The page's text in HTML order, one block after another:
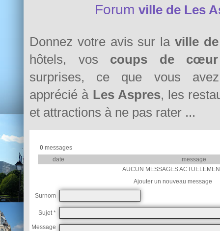
Forum ville de Les
Donnez votre avis sur la ville
hôtels, vos coups de cœur
surprises, ce que vous avez
apprécié à Les Aspres, les
et attractions à ne pas rater ...
0messages
date
message
AUCUN MESSAGES
Ajouter un nouveau message
Surnom
Sujet *
Message